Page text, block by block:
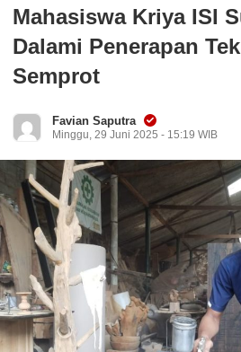
Mahasiswa Kriya ISI
Dalami Penerapan
Semprot
Favian Saputra
Minggu, 29 Juni 2025 - 15:19 WIB